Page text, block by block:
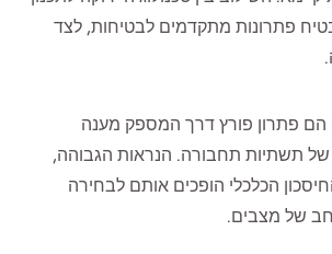
פתרונות מתקדמים לבטיחות, לצד
הם פתרון פורץ דרך המספק מענה
של תשתיות תחבורה. הנראות הגבוהה,
הכלכלי הופכים אותם לבחירה
של מצבים.